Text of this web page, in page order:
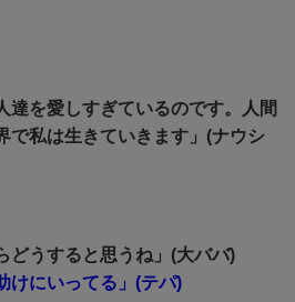
達を愛しすぎているのです。人間
で私は生きていきます」(ナウシ
どうすると思うね」(大ババ)
けにいってる」(テパ)